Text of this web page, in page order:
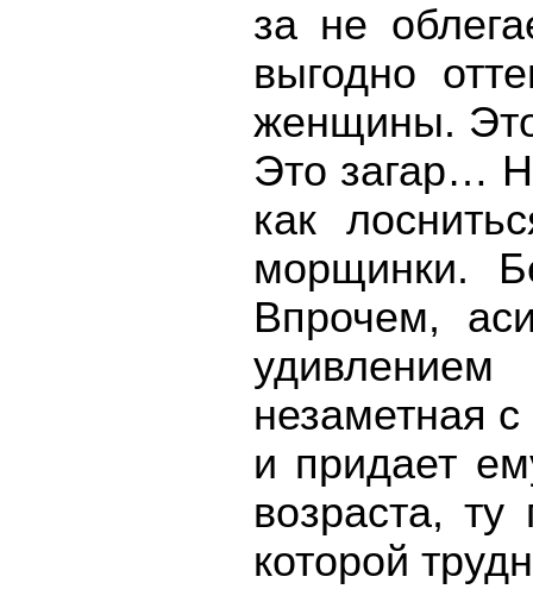
за не
выгодно
женщины.
Это загар…
как
морщинки.
Впрочем,
незаметная с
и придает
возраста, ту
которой